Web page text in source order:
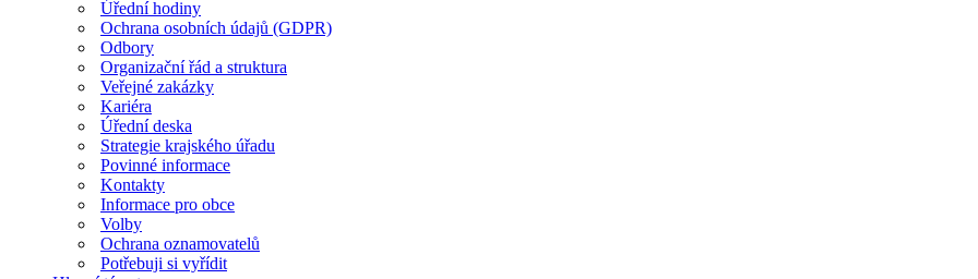
Úřední hodiny
Ochrana osobních údajů (GDPR)
Odbory
Organizační řád a struktura
Veřejné zakázky
Kariéra
Úřední deska
Strategie krajského úřadu
Povinné informace
Kontakty
Informace pro obce
Volby
Ochrana oznamovatelů
Potřebuji si vyřídit